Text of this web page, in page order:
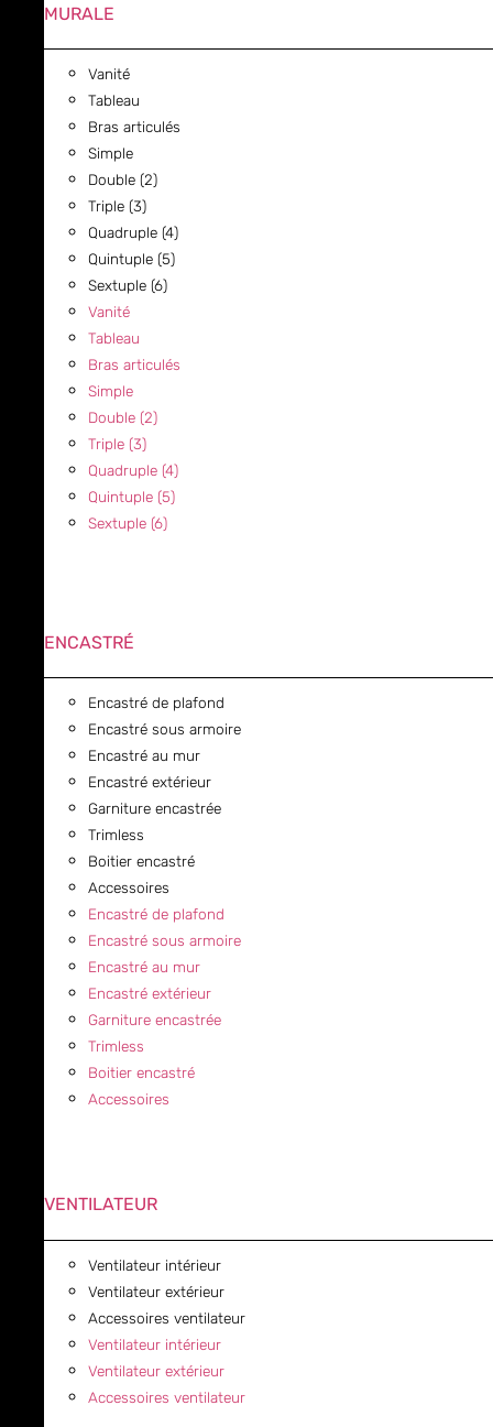
MURALE
Vanité
Tableau
Bras articulés
Simple
Double (2)
Triple (3)
Quadruple (4)
Quintuple (5)
Sextuple (6)
Vanité
Tableau
Bras articulés
Simple
Double (2)
Triple (3)
Quadruple (4)
Quintuple (5)
Sextuple (6)
ENCASTRÉ
Encastré de plafond
Encastré sous armoire
Encastré au mur
Encastré extérieur
Garniture encastrée
Trimless
Boitier encastré
Accessoires
Encastré de plafond
Encastré sous armoire
Encastré au mur
Encastré extérieur
Garniture encastrée
Trimless
Boitier encastré
Accessoires
VENTILATEUR
Ventilateur intérieur
Ventilateur extérieur
Accessoires ventilateur
Ventilateur intérieur
Ventilateur extérieur
Accessoires ventilateur